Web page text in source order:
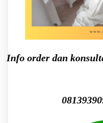
Info order dan